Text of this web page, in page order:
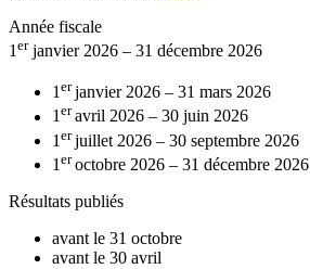
Année fiscale
1 erjanvier 2026 – 31 décembre 2026
1 erjanvier 2026 – 31 mars 2026
1eravril 2026 – 30 juin 2026
1 erjuillet 2026 – 30 septembre 2026
1 eroctobre 2026 – 31 décembre 2026
Résultats publiés
avant le 31 octobre
avant le 30 avril